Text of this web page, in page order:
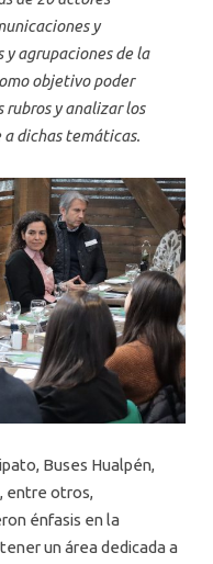
y
agrupaciones de la
objetivo poder
y analizar los
dichas temáticas.
Buses Hualpén,
entre otros,
énfasis en la
un área dedicada a